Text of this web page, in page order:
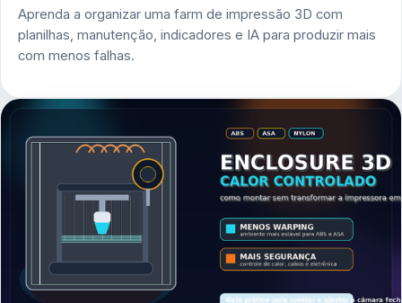
Aprenda a organizar uma farm de impressão 3D com
planilhas, manutenção, indicadores e IA para produzir mais
com menos falhas.